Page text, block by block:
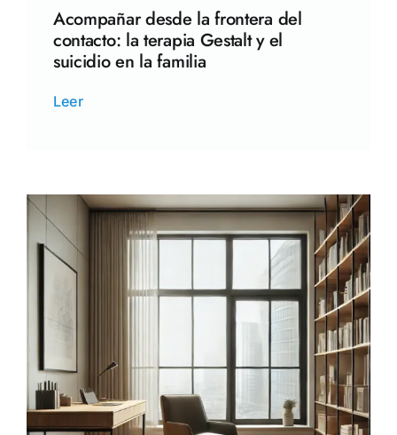
Acompañar desde la frontera del
contacto: la terapia Gestalt y el
suicidio en la familia
Leer